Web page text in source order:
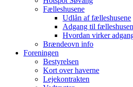
Fælleshusene
Udlån af fælleshusene
Adgang til
Hvordan virker
Brændeovn info
Foreningen
Bestyrelsen
Kort over haverne
Lejekontrakten